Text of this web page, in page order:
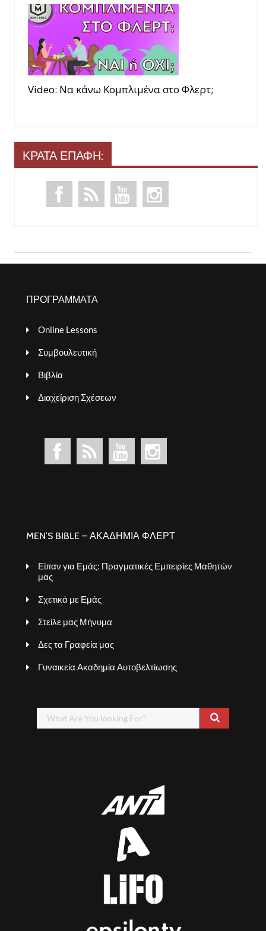
Video: Να κάνω Κομπλιμένα στο Φλερτ;
ΚΡΑΤΑ ΕΠΑΦΗ:
ΠΡΟΓΡΑΜΜΑΤΑ
Online Lessons
Συμβουλευτική
Βιβλία
Διαχείριση Σχέσεων
MEN’S BIBLE – ΑΚΑΔΗΜΙΑ ΦΛΕΡΤ
Είπαν για Εμάς: Πραγματικές Εμπειρίες Μαθητών
μας
Σχετικά με Εμάς
Στείλε μας Μήνυμα
Δες τα Γραφεία μας
Γυναικεία Ακαδημία Αυτοβελτίωσης